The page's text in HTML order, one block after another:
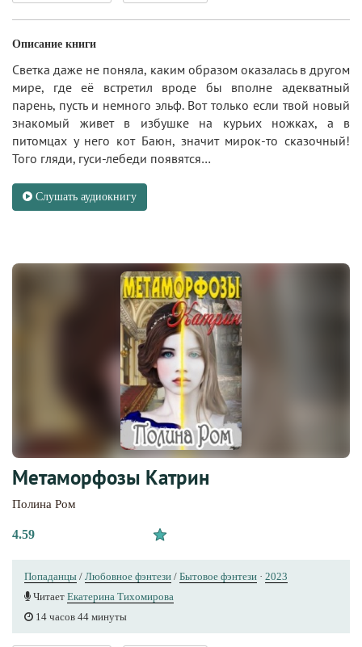
Описание книги
Светка даже не поняла, каким образом оказалась в другом
мире, где её встретил вроде бы вполне адекватный
парень, пусть и немного эльф. Вот только если твой новый
знакомый живет в избушке на курьих ножках, а в
питомцах у него кот Баюн, значит мирок-то сказочный!
Того гляди, гуси-лебеди появятся…
Слушать аудиокнигу
Метаморфозы Катрин
Полина Ром
4.59
Попаданцы / Любовное фэнтези / Бытовое фэнтези · 2023
Читает Екатерина Тихомирова
14 часов 44 минуты